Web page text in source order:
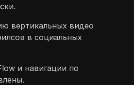
вертикальных видео
в социальных
и навигации по